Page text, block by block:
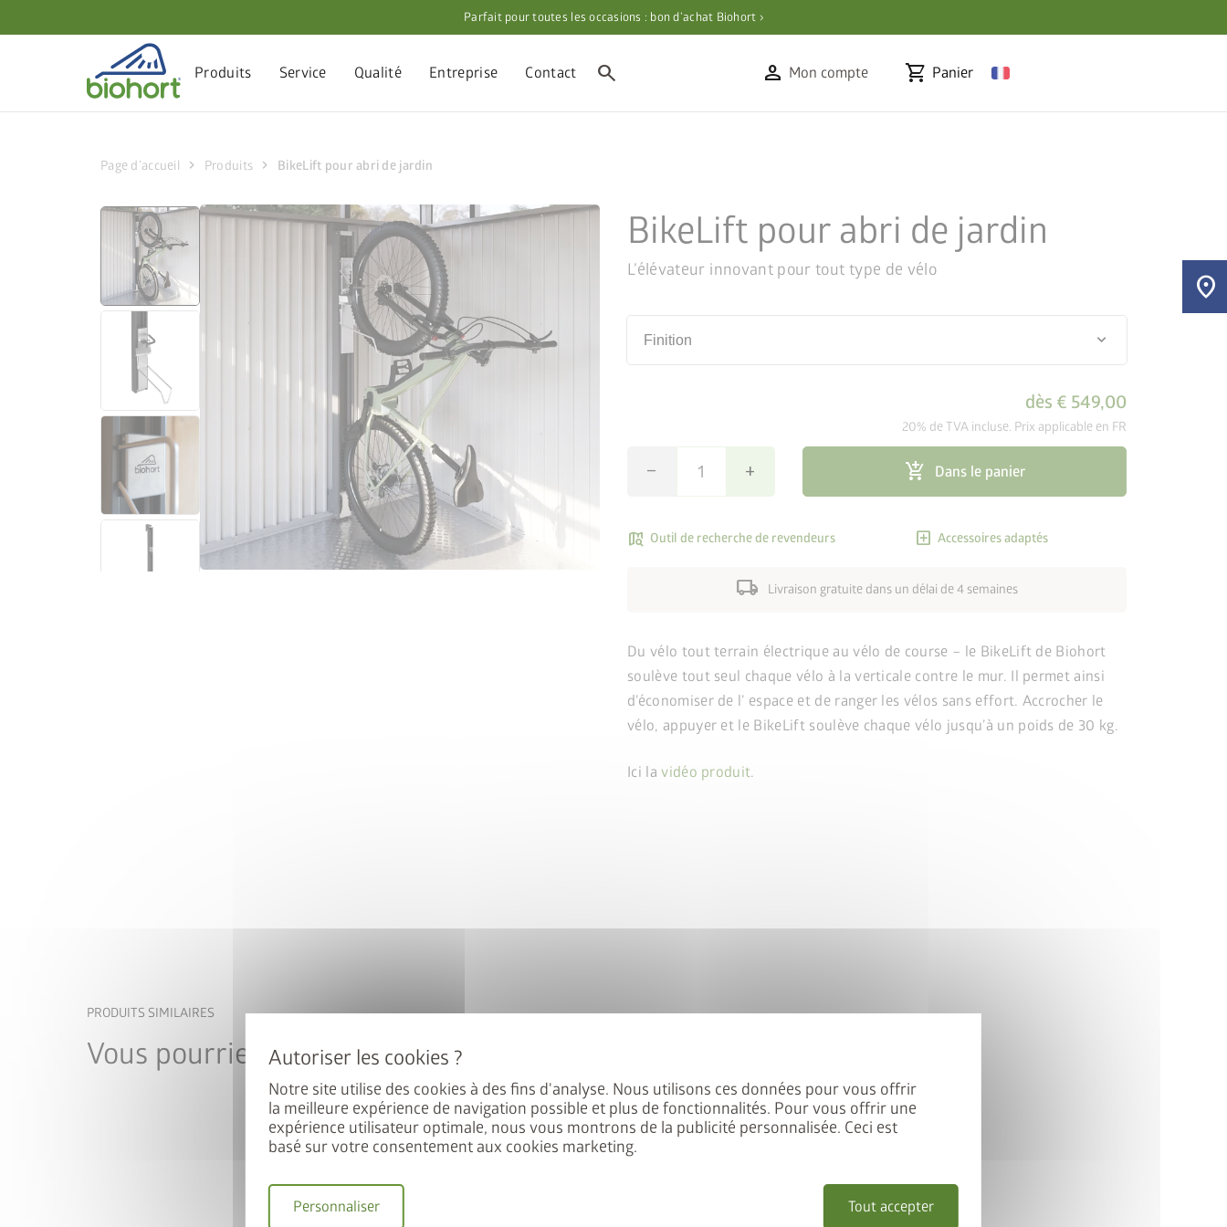
Notre site utilise des cookies à des fins d'analyse. Nous utilisons ces données pour vous offrir
la meilleure expérience de navigation possible et plus de fonctionnalités. Pour vous offrir une
expérience utilisateur optimale, nous vous montrons de la publicité personnalisée. Ceci est
basé sur votre consentement aux cookies marketing.
Tout accepter
Personnaliser
Parfait pour toutes les occasions : bon d’achat Biohort ›
Produits Service Qualité Entreprise Contact search person Mon compte shopping_cart Panier
Page d’accueil chevron_right Produits chevron_right BikeLift pour abri de jardin
BikeLift pour abri de jardin
L’élévateur innovant pour tout type de vélo
Finition keyboard_arrow_down
dès € 549,00
20% de TVA incluse. Prix applicable en FR
remove add add_shopping_cart Dans le panier
map_search Outil de recherche de revendeurs add_box Accessoires adaptés
local_shipping Livraison gratuite dans un délai de 4 semaines
Du vélo tout terrain électrique au vélo de course – le BikeLift de Biohort
soulève tout seul chaque vélo à la verticale contre le mur. Il permet ainsi
d’économiser de l’ espace et de ranger les vélos sans effort. Accrocher le
vélo, appuyer et le BikeLift soulève chaque vélo jusqu’à un poids de 30 kg.
Ici lavidéo produit.
PRODUITS SIMILAIRES
Vous pourriez aussi être intéressé par
participer automatiquement au tirage au sort.
E-mail
location_on